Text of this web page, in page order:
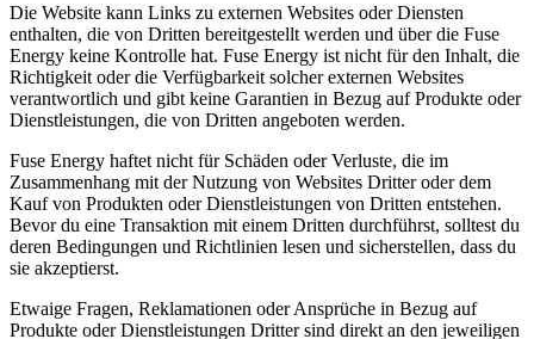
Die Website kann Links zu externen Websites oder Diensten
enthalten, die von Dritten bereitgestellt werden und über die Fuse
Energy keine Kontrolle hat. Fuse Energy ist nicht für den Inhalt, die
Richtigkeit oder die Verfügbarkeit solcher externen Websites
verantwortlich und gibt keine Garantien in Bezug auf Produkte oder
Dienstleistungen, die von Dritten angeboten werden.
Fuse Energy haftet nicht für Schäden oder Verluste, die im
Zusammenhang mit der Nutzung von Websites Dritter oder dem
Kauf von Produkten oder Dienstleistungen von Dritten entstehen.
Bevor du eine Transaktion mit einem Dritten durchführst, solltest du
deren Bedingungen und Richtlinien lesen und sicherstellen, dass du
sie akzeptierst.
Etwaige Fragen, Reklamationen oder Ansprüche in Bezug auf
Produkte oder Dienstleistungen Dritter sind direkt an den jeweiligen